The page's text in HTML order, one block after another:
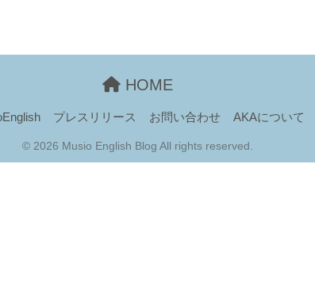
HOME
プレスリリース お問い合わせ AKAについて
© 2026 Musio English Blog All rights reserved.